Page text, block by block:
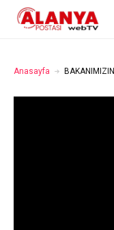
Anasayfa